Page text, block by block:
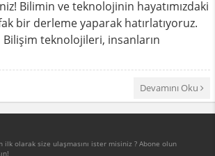
Bilimin ve teknolojinin hayatımızdaki
bir derleme yaparak hatırlatıyoruz.
teknolojileri, insanların
Devamını Oku
ilk olarak size ulaşmasını ister misiniz ? Abone olun